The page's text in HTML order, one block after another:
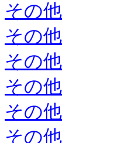
その他
その他
その他
その他
その他
その他